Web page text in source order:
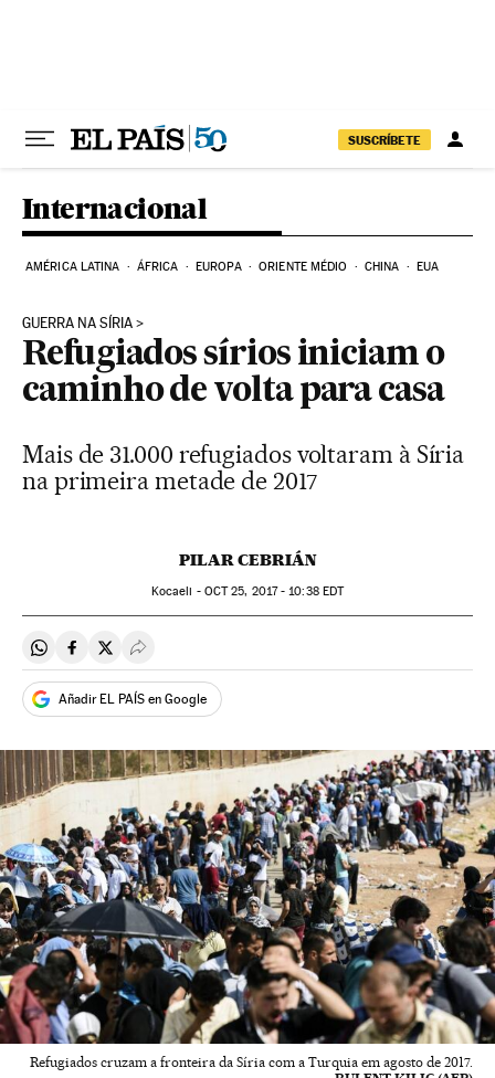
SUSCRÍBETE
Internacional
AMÉRICA LATINA ÁFRICA EUROPA ORIENTE MÉDIO CHINA EUA
GUERRA NA SÍRIA
Refugiados sírios iniciam o
caminho de volta para casa
Mais de 31.000 refugiados voltaram à Síria
na primeira metade de 2017
PILAR CEBRIÁN
Kocaeli - OCT25, 2017 - 10:38EDT
Compartir en Whatsapp
Compartir en Facebook
Compartir en Twitter
Desplegar Redes Sociales
Añadir EL PAÍS en Google
Refugiados cruzam a fronteira da Síria com a Turquia em agosto de 2017.